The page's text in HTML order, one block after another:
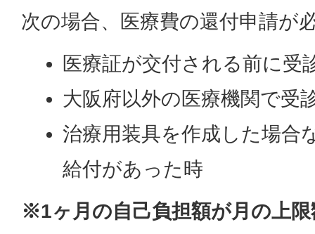
次の場合、医療費の還付申請が
医療証が交付される前に受
大阪府以外の医療機関で受
治療用装具を作成した場合
給付があった時
※1ヶ月の自己負担額が月の上